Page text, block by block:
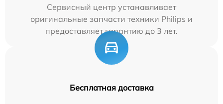
Сервисный центр устанавливает
оригинальные запчасти техники Philips и
предоставляет гарантию до 3 лет.
Бесплатная доставка